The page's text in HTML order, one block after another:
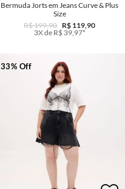
Bermuda Jorts em Jeans Curve & Plus
Size
R$ 199,90 R$ 119,90
3X de R$ 39,97*
33% Off